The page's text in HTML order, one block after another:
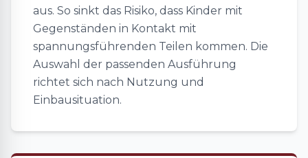
aus. So sinkt das Risiko, dass Kinder mit
Gegenständen in Kontakt mit
spannungsführenden Teilen kommen. Die
Auswahl der passenden Ausführung
richtet sich nach Nutzung und
Einbausituation.